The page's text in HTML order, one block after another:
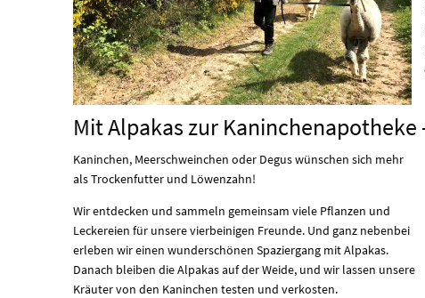
Mit Alpakas zur
Kaninchen, Meerschweinchen oder Degus wünschen sich mehr
als Trockenfutter und Löwenzahn!
Wir entdecken und sammeln gemeinsam viele Pflanzen und
Leckereien für unsere vierbeinigen Freunde. Und ganz nebenbei
erleben wir einen wunderschönen Spaziergang mit Alpakas.
Danach bleiben die Alpakas auf der Weide, und wir lassen unsere
Kräuter von den Kaninchen testen und verkosten.